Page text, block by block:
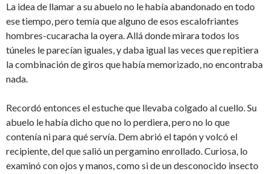
La idea de llamar a su abuelo no le había abandonado en todo
ese tiempo, pero temía que alguno de esos escalofriantes
hombres-cucaracha la oyera. Allá donde mirara todos los
túneles le parecían iguales, y daba igual las veces que repitiera
la combinación de giros que había memorizado, no encontraba
nada.
Recordó entonces el estuche que llevaba colgado al cuello. Su
abuelo le había dicho que no lo perdiera, pero no lo que
contenía ni para qué servía. Dem abrió el tapón y volcó el
recipiente, del que salió un pergamino enrollado. Curiosa, lo
examinó con ojos y manos, como si de un desconocido insecto